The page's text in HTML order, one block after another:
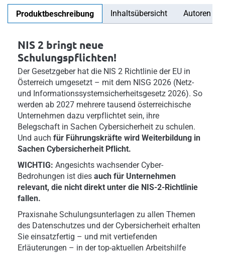
Produktbeschreibung Inhaltsübersicht Autoren
NIS 2 bringt neue
Schulungspflichten!
Der Gesetzgeber hat die NIS 2 Richtlinie der EU in
Österreich umgesetzt – mit dem NISG 2026 (Netz-
und Informationssystemsicherheitsgesetz 2026). So
werden ab 2027 mehrere tausend österreichische
Unternehmen dazu verpflichtet sein, ihre
Belegschaft in Sachen Cybersicherheit zu schulen.
Und auch für Führungskräfte wird Weiterbildung in
Sachen Cybersicherheit Pflicht.
WICHTIG: Angesichts wachsender Cyber-
Bedrohungen ist dies auch für Unternehmen
relevant, die nicht direkt unter die NIS-2-Richtlinie
fallen.
Praxisnahe Schulungsunterlagen zu allen Themen
des Datenschutzes und der Cybersicherheit erhalten
Sie einsatzfertig – und mit vertiefenden
Erläuterungen – in der top-aktuellen Arbeitshilfe